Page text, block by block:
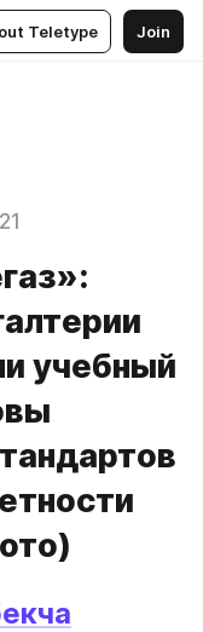
Teletype Join
учебный